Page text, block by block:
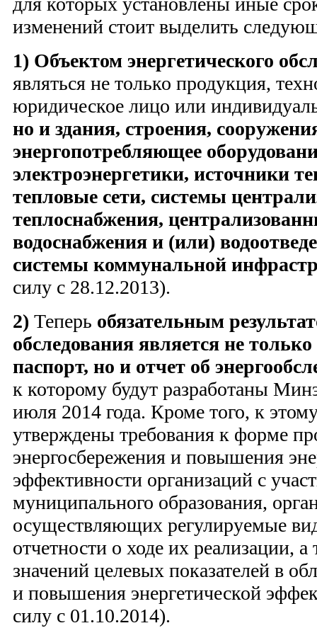
изменений стоит выделить
1) Объектом энергетического
являться не только продукция,
юридическое лицо или
но и здания, строения,
энергопотребляющее
электроэнергетики, источники
тепловые сети, системы
теплоснабжения,
водоснабжения и (или)
системы коммунальной
силу с 28.12.2013).
2) Теперь обязательным
обследования является не
паспорт, но и отчет об
к которому будут разработаны
июля 2014 года. Кроме того, к
утверждены требования к форме
энергосбережения и повышения
эффективности организаций с
муниципального образования,
осуществляющих регулируемые
отчетности о ходе их реализации, а
значений целевых показателей в
и повышения энергетической
силу с 01.10.2014).